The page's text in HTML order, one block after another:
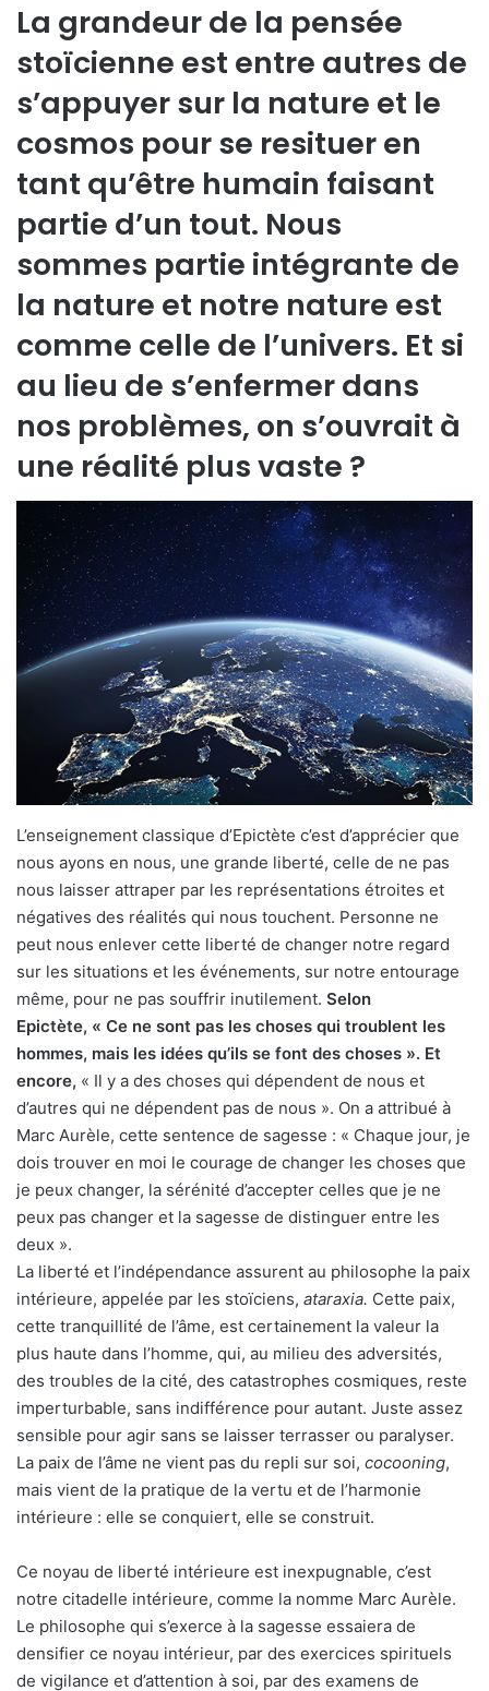
La grandeur de la pensée
stoïcienne est entre autres de
s’appuyer sur la nature et le
cosmos pour se resituer en
tant qu’être humain faisant
partie d’un tout. Nous
sommes partie intégrante de
la nature et notre nature est
comme celle de l’univers. Et si
au lieu de s’enfermer dans
nos problèmes, on s’ouvrait à
une réalité plus vaste ?
L’enseignement classique d’Epictète c’est d’apprécier que
nous ayons en nous, une grande liberté, celle de ne pas
nous laisser attraper par les représentations étroites et
négatives des réalités qui nous touchent. Personne ne
peut nous enlever cette liberté de changer notre regard
sur les situations et les événements, sur notre entourage
même, pour ne pas souffrir inutilement. Selon
Epictète, « Ce ne sont pas les choses qui troublent les
hommes, mais les idées qu’ils se font des choses ». Et
encore, « Il y a des choses qui dépendent de nous et
d’autres qui ne dépendent pas de nous ». On a attribué à
Marc Aurèle, cette sentence de sagesse : « Chaque jour, je
dois trouver en moi le courage de changer les choses que
je peux changer, la sérénité d’accepter celles que je ne
peux pas changer et la sagesse de distinguer entre les
deux ».
La liberté et l’indépendance assurent au philosophe la paix
intérieure, appelée par les stoïciens, ataraxia. Cette paix,
cette tranquillité de l’âme, est certainement la valeur la
plus haute dans l’homme, qui, au milieu des adversités,
des troubles de la cité, des catastrophes cosmiques, reste
imperturbable, sans indifférence pour autant. Juste assez
sensible pour agir sans se laisser terrasser ou paralyser.
La paix de l’âme ne vient pas du repli sur soi, cocooning,
mais vient de la pratique de la vertu et de l’harmonie
intérieure : elle se conquiert, elle se construit.
Ce noyau de liberté intérieure est inexpugnable, c’est
notre citadelle intérieure, comme la nomme Marc Aurèle.
Le philosophe qui s’exerce à la sagesse essaiera de
densifier ce noyau intérieur, par des exercices spirituels
de vigilance et d’attention à soi, par des examens de